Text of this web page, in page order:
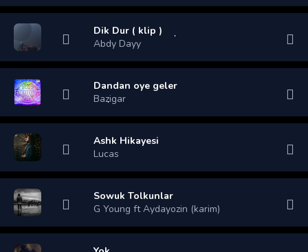
Dik Dur ( klip )
Abdy Dayy
Dandan oye geler
Bazigar
Ashk Hikayesi
Lucas
Sowuk Tolkunlar
G Young ft Aydayozin (karim)